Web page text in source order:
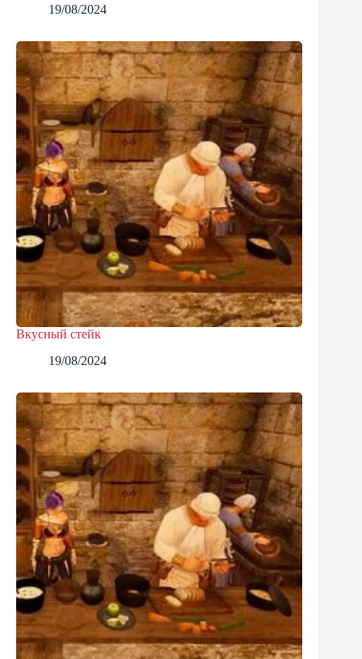
19/08/2024
Вкусный стейк
19/08/2024